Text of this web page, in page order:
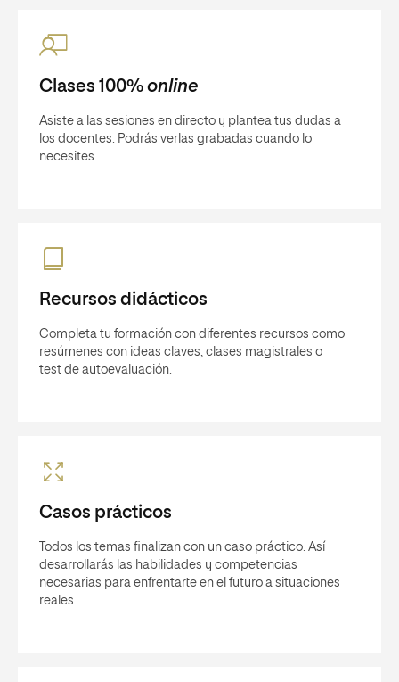
Clases 100% online
Asiste a las sesiones en directo y plantea tus dudas a
los docentes. Podrás verlas grabadas cuando lo
necesites.
Recursos didácticos
Completa tu formación con diferentes recursos como
resúmenes con ideas claves, clases magistrales o
test de autoevaluación.
Casos prácticos
Todos los temas finalizan con un caso práctico. Así
desarrollarás las habilidades y competencias
necesarias para enfrentarte en el futuro a situaciones
reales.